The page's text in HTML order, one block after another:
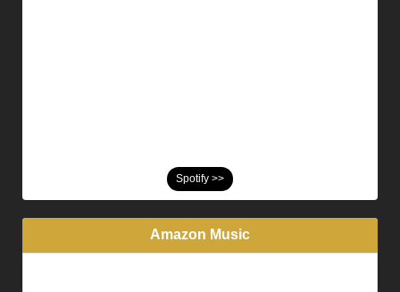
Spotify >>
Amazon Music